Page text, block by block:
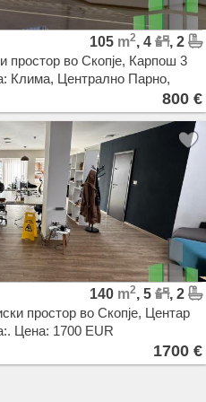
105 m2, 4
, 2
простор во Скопје, Карпош 3
Клима, Централно Парно,
800 EUR
800 €
140 m2, 5
, 2
простор во Скопје, Центар
Цена: 1700 EUR
1700 €